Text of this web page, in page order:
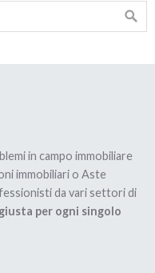
in campo immobiliare
immobiliari o Aste
da vari settori di
per ogni singolo